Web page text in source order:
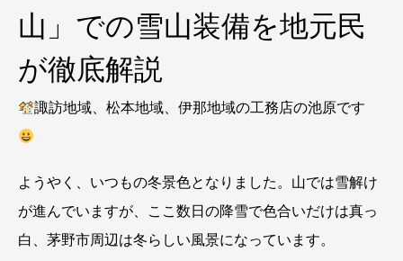
山」での雪山装備を地元民
が徹底解説
諏訪地域、松本地域、伊那地域の工務店の池原です
ようやく、いつもの冬景色となりました。山では雪解け
が進んでいますが、ここ数日の降雪で色合いだけは真っ
白、茅野市周辺は冬らしい風景になっています。